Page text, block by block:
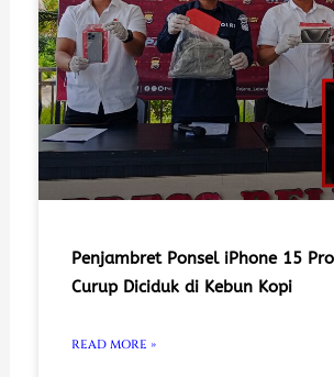
Penjambret Ponsel iPhone 15
Curup Diciduk di Kebun Kopi
READ MORE »